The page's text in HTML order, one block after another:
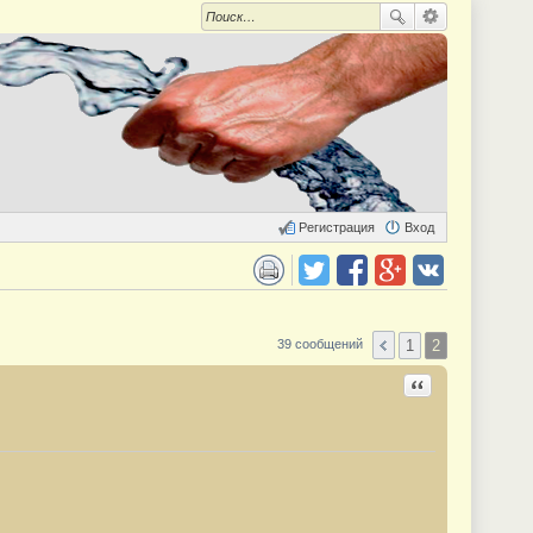
Вход
Регистрация
39 сообщений 1 2
Ответить с